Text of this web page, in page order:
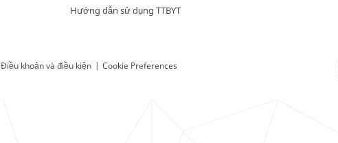
Hướng dẫn sử dụng TTBYT
Điều khoản và điều kiện | Cookie Preferences